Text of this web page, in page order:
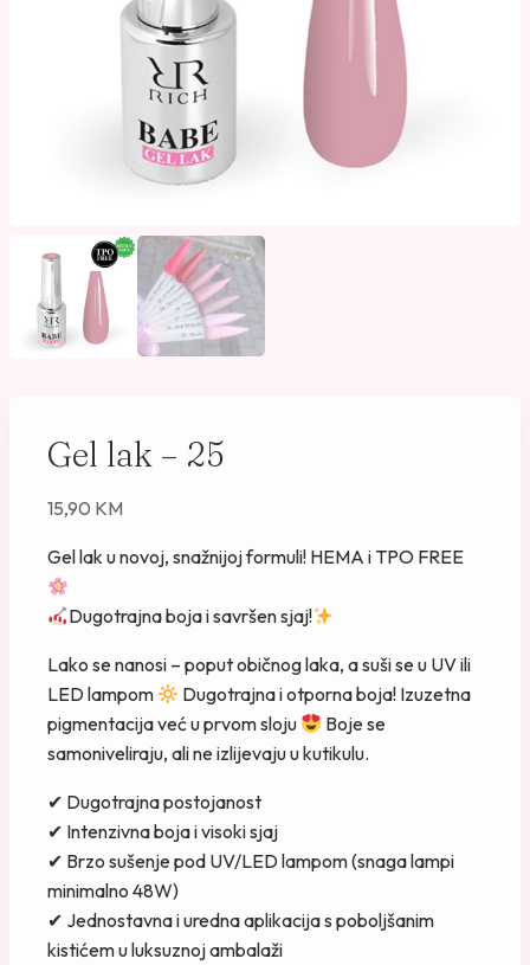
Gel lak – 25
15,90 KM
Gel lak u novoj, snažnijoj formuli! HEMA i TPO FREE
Dugotrajna boja i savršen sjaj!
Lako se nanosi – poput običnog laka, a suši se u UV ili
LED lampom
Dugotrajna i otporna boja! Izuzetna
pigmentacija već u prvom sloju
Boje se
samoniveliraju, ali ne izlijevaju u kutikulu.
✔ Dugotrajna postojanost
✔ Intenzivna boja i visoki sjaj
✔ Brzo sušenje pod UV/LED lampom (snaga lampi
minimalno 48W)
✔ Jednostavna i uredna aplikacija s poboljšanim
kistićem u luksuznoj ambalaži